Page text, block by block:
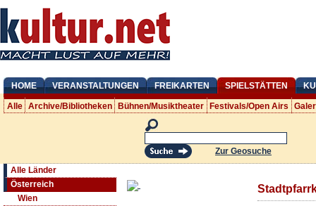
HOME VERANSTALTUNGEN FREIKARTEN SPIELSTÄTTEN
Alle Archive/Bibliotheken Bühnen/Musiktheater Festivals/Open Airs
Zur Geosuche
Alle Länder
Österreich
Wien